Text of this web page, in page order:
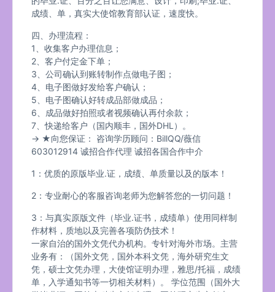
成绩、单，真实大使馆教育部认证，速度快。
四、办理流程：
1、收集客户办理信息；
2、客户付定金下单；
3、公司确认到账转制作点做电子图；
4、电子图做好发给客户确认；
5、电子图确认好转成品部做成品；
6、成品做好拍照或者视频确认再付余款；
7、快递给客户（国内顺丰，国外DHL）。
→ ★向您保证： 咨询学历顾问：BillQQ/薇信
603012914 诚招合作代理 诚招各国合作中介
1：优质的原版毕业.证，成绩、单质量以及的版本！
2：专业耐心的客服咨询老师为您解答您的一切问题！
3：与真实原版文件（毕业.证书，成绩单）使用同样制
作材料，质地以及完善各项防伪技术！
一家自治的国外文凭代办机构。专针对海外市场。主营
业务有：（国外文凭，国外本科文凭，海外研究生文
凭，硕士文凭办理，大使馆证明办理，雅思/托福，成绩
单，入学通知书等一切相关材料）。 学位范围（国外大